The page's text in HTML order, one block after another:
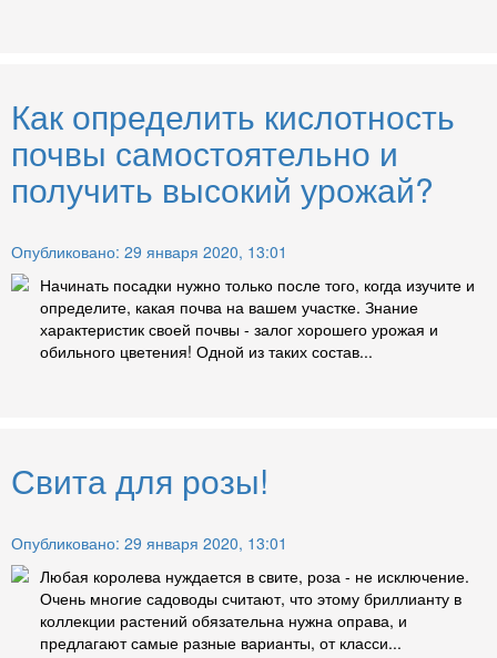
Как определить кислотность
почвы самостоятельно и
получить высокий урожай?
Опубликовано: 29 января 2020, 13:01
Начинать посадки нужно только после того, когда изучите и
определите, какая почва на вашем участке. Знание
характеристик своей почвы - залог хорошего урожая и
обильного цветения! Одной из таких состав...
Свита для розы!
Опубликовано: 29 января 2020, 13:01
Любая королева нуждается в свите, роза - не исключение.
Очень многие садоводы считают, что этому бриллианту в
коллекции растений обязательна нужна оправа, и
предлагают самые разные варианты, от класси...